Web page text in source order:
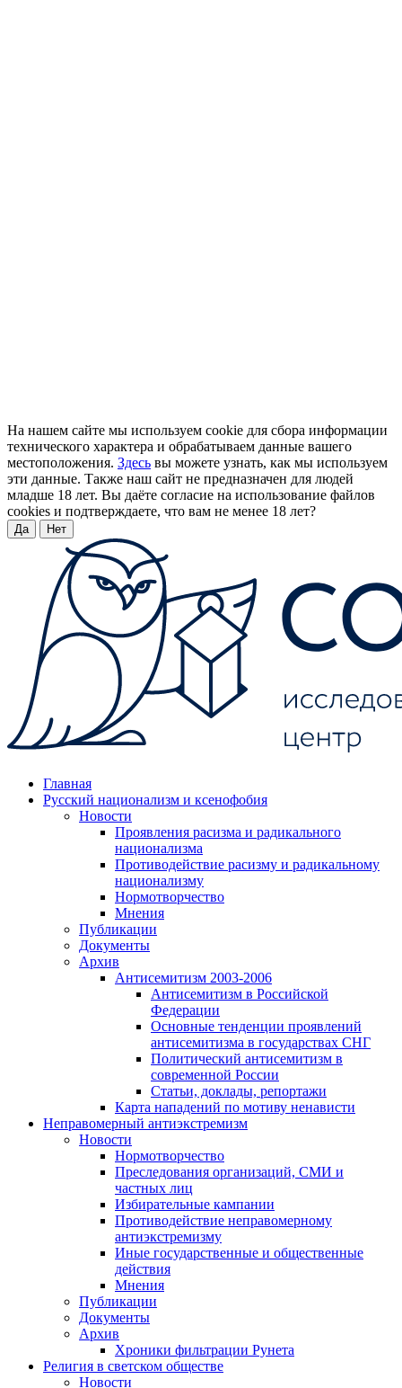
На нашем сайте мы используем cookie для сбора информации
технического характера и обрабатываем данные вашего
местоположения. Здесь вы можете узнать, как мы используем
эти данные. Также наш сайт не предназначен для людей
младше 18 лет. Вы даёте согласие на использование файлов
cookies и подтверждаете, что вам не менее 18 лет?
Да Нет
Главная
Русский национализм и ксенофобия
Новости
Проявления расизма и радикального
национализма
Противодействие расизму и радикальному
национализму
Нормотворчество
Мнения
Публикации
Документы
Архив
Антисемитизм 2003-2006
Антисемитизм в Российской
Федерации
Основные тенденции проявлений
антисемитизма в государствах СНГ
Политический антисемитизм в
современной России
Статьи, доклады, репортажи
Карта нападений по мотиву ненависти
Неправомерный антиэкстремизм
Новости
Нормотворчество
Преследования организаций, СМИ и
частных лиц
Избирательные кампании
Противодействие неправомерному
антиэкстремизму
Иные государственные и общественные
действия
Мнения
Публикации
Документы
Архив
Хроники фильтрации Рунета
Религия в светском обществе
Новости